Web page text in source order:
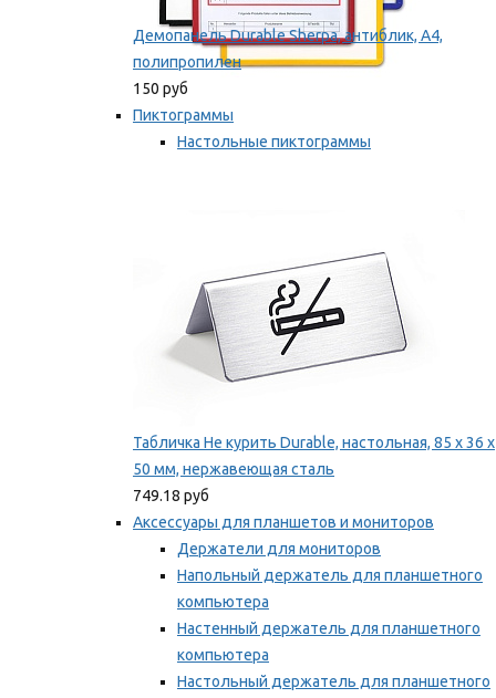
Демопанель Durable Sherpa, антиблик, А4,
полипропилен
150 руб
Пиктограммы
Настольные пиктограммы
Табличка Не курить Durable, настольная, 85 x 36 x
50 мм, нержавеющая сталь
749.18 руб
Аксессуары для планшетов и мониторов
Держатели для мониторов
Напольный держатель для планшетного
компьютера
Настенный держатель для планшетного
компьютера
Настольный держатель для планшетного